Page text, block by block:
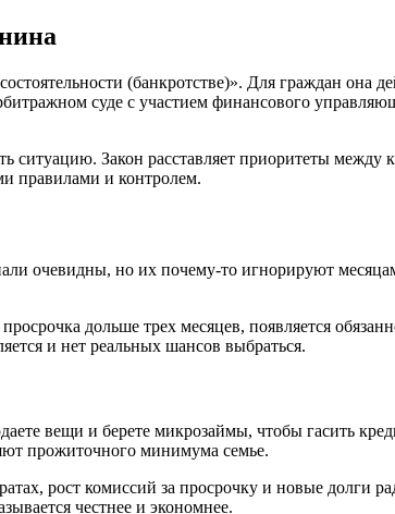
(банкротстве)». Для граждан она
суде с участием финансового
ситуацию. Закон расставляет приоритеты
правилами и контролем.
очевидны, но их почему‑то игнорируют
дольше трех месяцев, появляется
и нет реальных шансов выбраться.
вещи и берете микрозаймы, чтобы гасить
прожиточного минимума семье.
рост комиссий за просрочку и новые долги
честнее и экономнее.